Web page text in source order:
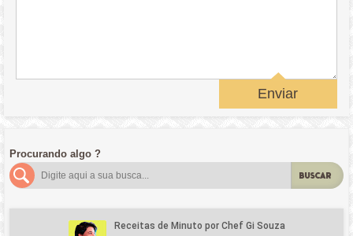
Enviar
Procurando algo ?
BUSCAR